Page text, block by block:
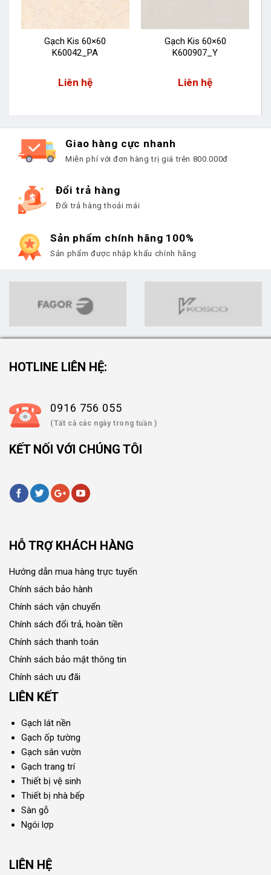
Gạch Kis 60×60
K60042_PA
Liên hệ
Gạch Kis 60×60
K600907_Y
Liên hệ
Giao hàng cực nhanh
Miễn phí với đơn hàng trị giá trên 800.000đ
Đổi trả hàng
Đổi trả hàng thoải mái
Sản phẩm chính hãng 100%
Sản phẩm được nhập khẩu chính hãng
HOTLINE LIÊN HỆ:
0916 756 055
(Tất cả các ngày trong tuần )
KẾT NỐI VỚI CHÚNG TÔI
HỖ TRỢ KHÁCH HÀNG
Hướng dẫn mua hàng trực tuyến
Chính sách bảo hành
Chính sách vận chuyển
Chính sách đổi trả, hoàn tiền
Chính sách thanh toán
Chính sách bảo mật thông tin
Chính sách ưu đãi
LIÊN KẾT
Gạch lát nền
Gạch ốp tường
Gạch sân vườn
Gạch trang trí
Thiết bị vệ sinh
Thiết bị nhà bếp
Sàn gỗ
Ngói lợp
LIÊN HỆ